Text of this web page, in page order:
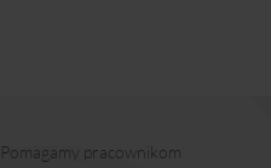
Pomagamy pracownikom